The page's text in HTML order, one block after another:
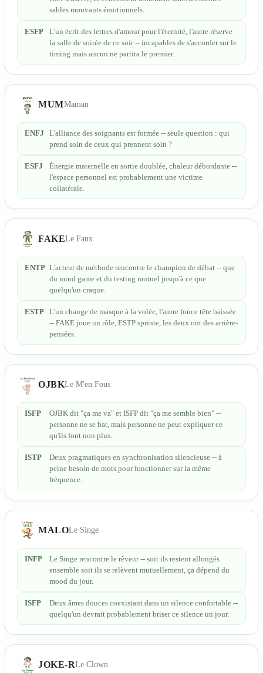
sables mouvants émotionnels.
ESFP
L'un écrit des lettres d'amour pour l'éternité, l'autre réserve
la salle de soirée de ce soir -- incapables de s'accorder sur le
timing mais aucun ne partira le premier.
MUMMaman
ENFJ
L'alliance des soignants est formée -- seule question : qui
prend soin de ceux qui prennent soin ?
ESFJ
Énergie maternelle en sortie doublée, chaleur débordante --
l'espace personnel est probablement une victime
collatérale.
FAKELe Faux
ENTP L'acteur de méthode rencontre le champion de débat -- que
du mind game et du testing mutuel jusqu'à ce que
quelqu'un craque.
ESTP L'un change de masque à la volée, l'autre fonce tête baissée
-- FAKE joue un rôle, ESTP sprinte, les deux ont des arrière-
pensées.
OJBKLe M'en Fous
ISFP
OJBK dit "ça me va" et ISFP dit "ça me semble bien" --
personne ne se bat, mais personne ne peut expliquer ce
qu'ils font non plus.
ISTP
Deux pragmatiques en synchronisation silencieuse -- à
peine besoin de mots pour fonctionner sur la même
fréquence.
MALOLe Singe
INFP
Le Singe rencontre le rêveur -- soit ils restent allongés
ensemble soit ils se relèvent mutuellement, ça dépend du
mood du jour.
ISFP
Deux âmes douces coexistant dans un silence confortable --
quelqu'un devrait probablement briser ce silence un jour.
JOKE-RLe Clown